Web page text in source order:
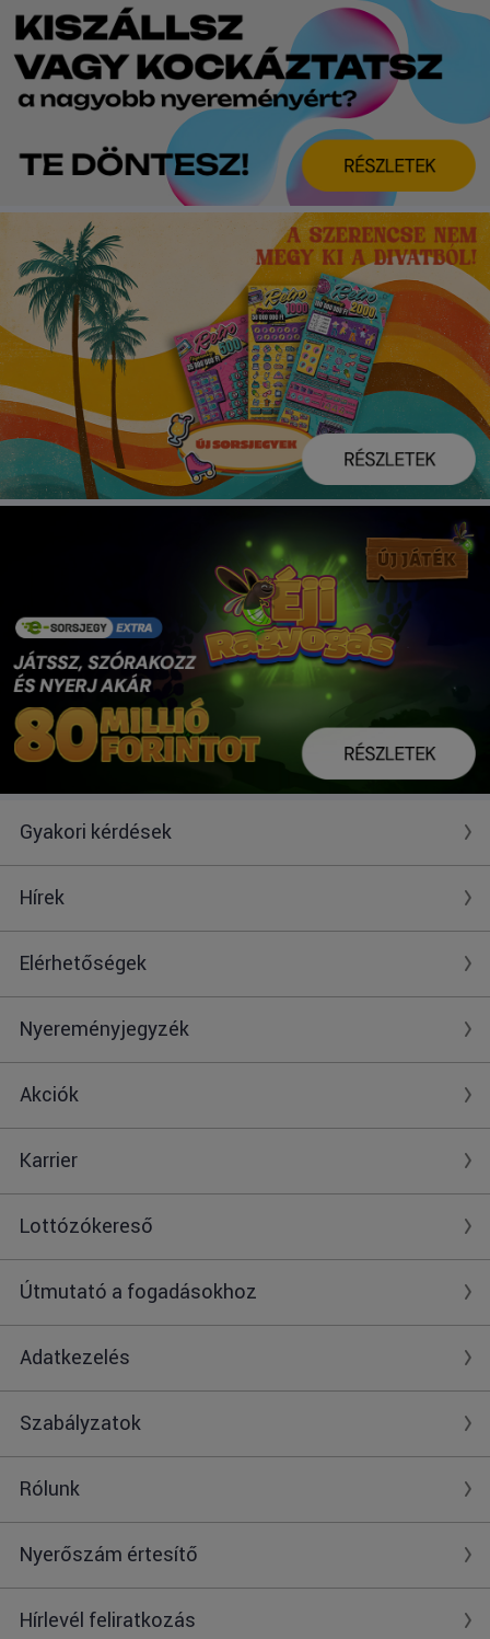
Gyakori kérdések
Hírek
Elérhetőségek
Nyereményjegyzék
Akciók
Karrier
Lottózókereső
Útmutató a fogadásokhoz
Adatkezelés
Szabályzatok
Rólunk
Nyerőszám értesítő
Hírlevél feliratkozás